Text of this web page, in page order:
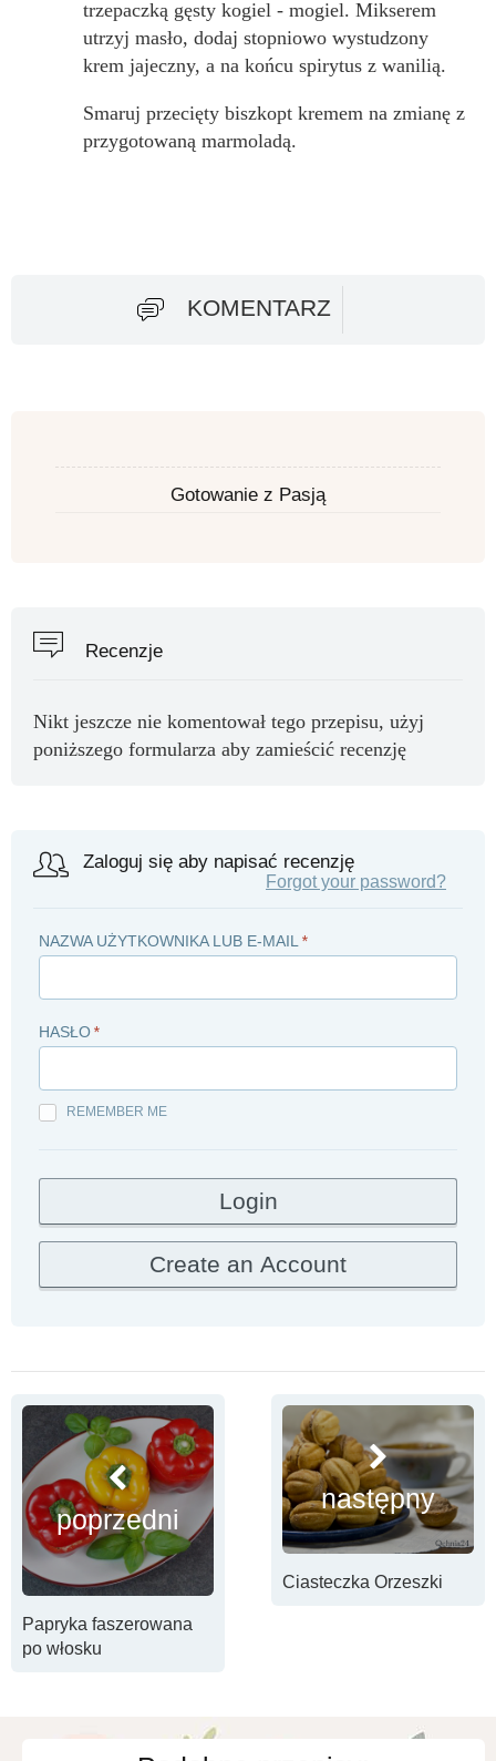
trzepaczką gęsty kogiel - mogiel. Mikserem
utrzyj masło, dodaj stopniowo wystudzony
krem jajeczny, a na końcu spirytus z wanilią.
Smaruj przecięty biszkopt kremem na zmianę z
przygotowaną marmoladą.
KOMENTARZ
Gotowanie z Pasją
Recenzje
Nikt jeszcze nie komentował tego przepisu, użyj
poniższego formularza aby zamieścić recenzję
Zaloguj się aby napisać recenzję
Forgot your password?
NAZWA UŻYTKOWNIKA LUB E-MAIL *
HASŁO *
REMEMBER ME
poprzedni
Papryka faszerowana
po włosku
następny
Ciasteczka Orzeszki